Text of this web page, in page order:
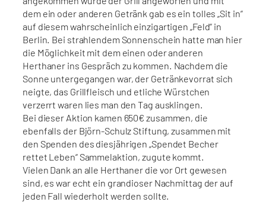
dem ein oder anderen Getränk gab es ein tolles „Sit in“
auf diesem wahrscheinlich einzigartigen „Feld“ in
Berlin. Bei strahlendem Sonnenschein hatte man hier
die Möglichkeit mit dem einen oder anderen
Herthaner ins Gespräch zu kommen. Nachdem die
Sonne untergegangen war, der Getränkevorrat sich
neigte, das Grillfleisch und etliche Würstchen
verzerrt waren lies man den Tag ausklingen.
Bei dieser Aktion kamen 650€ zusammen, die
ebenfalls der Björn-Schulz Stiftung, zusammen mit
den Spenden des diesjährigen „Spendet Becher
rettet Leben“ Sammelaktion, zugute kommt.
Vielen Dank an alle Herthaner die vor Ort gewesen
sind, es war echt ein grandioser Nachmittag der auf
jeden Fall wiederholt werden sollte.